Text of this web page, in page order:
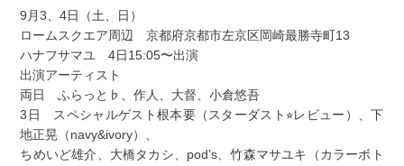
9月3、4日（土、日）
ロームスクエア周辺 京都府京都市左京区岡崎最勝寺町13
ハナフサマユ 4日15:05〜出演
出演アーティスト
両日 ふらっと♭、作人、大督、小倉悠吾
3日 スペシャルゲスト根本要（スターダスト⭐︎レビュー）、下
地正晃（navy&ivory）、
ちめいど雄介、大橋タカシ、pod’s、竹森マサユキ（カラーボト